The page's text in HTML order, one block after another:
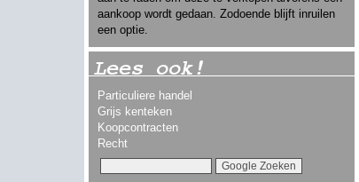
aankoop wordt gedaan. Zodoende blijft inruilen
een optie.
Lees ook!
Particuliere handel
Grijs kenteken
Koopcontracten
Recht